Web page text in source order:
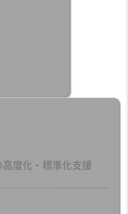
度化・標準化支援